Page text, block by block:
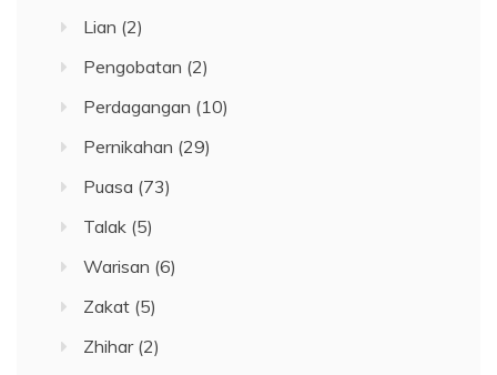
Lian (2)
Pengobatan (2)
Perdagangan (10)
Pernikahan (29)
Puasa (73)
Talak (5)
Warisan (6)
Zakat (5)
Zhihar(2)